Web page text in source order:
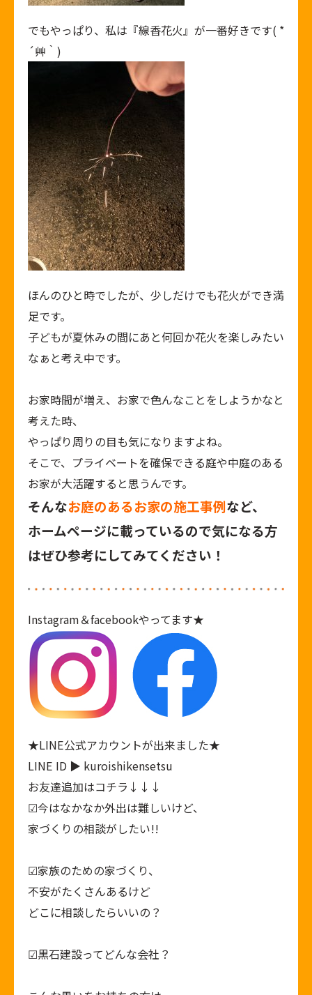
でもやっぱり、私は『線香花火』が一番好きです( *
´艸｀)
ほんのひと時でしたが、少しだけでも花火ができ満
足です。
子どもが夏休みの間にあと何回か花火を楽しみたい
なぁと考え中です。
お家時間が増え、お家で色んなことをしようかなと
考えた時、
やっぱり周りの目も気になりますよね。
そこで、プライベートを確保できる庭や中庭のある
お家が大活躍すると思うんです。
そんなお庭のあるお家の施工事例など、
ホームページに載っているので気になる方
はぜひ参考にしてみてください！
Instagram＆facebookやってます★
★LINE公式アカウントが出来ました★
LINE ID ▶ kuroishikensetsu
お友達追加はコチラ↓↓↓
︎︎︎︎︎︎☑︎今はなかなか外出は難しいけど、
家づくりの相談がしたい!!
︎︎︎︎︎︎☑︎家族のための家づくり、
不安がたくさんあるけど
どこに相談したらいいの？
︎︎︎︎︎︎☑︎黒石建設ってどんな会社？